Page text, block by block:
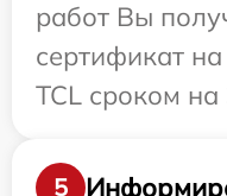
работ Вы
сертификат
TCL сроком
5